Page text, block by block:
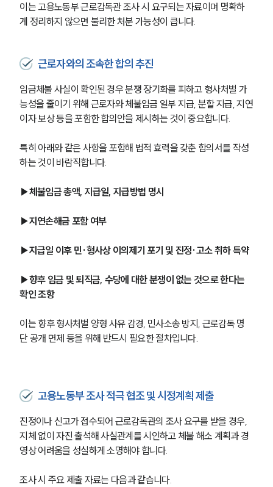
이는 고용노동부 근로감독관 조사 시 요구되는 자료이며 명확하
게 정리하지 않으면 불리한 처분 가능성이 큽니다.
근로자와의 조속한 합의 추진
임금체불 사실이 확인된 경우 분쟁 장기화를 피하고 형사처벌 가
능성을 줄이기 위해 근로자와 체불임금 일부 지급, 분할 지급, 지연
이자 보상 등을 포함한 합의안을 제시하는 것이 중요합니다.
특히 아래와 같은 사항을 포함해 법적 효력을 갖춘 합의서를 작성
하는 것이 바람직합니다.
▶체불임금 총액, 지급일, 지급방법 명시
▶지연손해금 포함 여부
▶지급일 이후 민·형사상 이의제기 포기 및 진정·고소 취하 특약
▶향후 임금 및 퇴직금, 수당에 대한 분쟁이 없는 것으로 한다는
확인 조항
이는 향후 형사처벌 양형 사유 감경, 민사소송 방지, 근로감독 명
단 공개 면제 등을 위해 반드시 필요한 절차입니다.
고용노동부 조사 적극 협조 및 시정계획 제출
진정이나 신고가 접수되어 근로감독관의 조사 요구를 받을 경우,
지체 없이 자진 출석해 사실관계를 시인하고 체불 해소 계획과 경
영상 어려움을 성실하게 소명해야 합니다.
조사 시 주요 제출 자료는 다음과 같습니다.